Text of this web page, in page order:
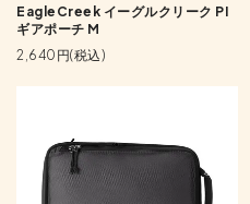
EagleCreek イーグルクリーク PI
ギアポーチ M
2,640円(税込)